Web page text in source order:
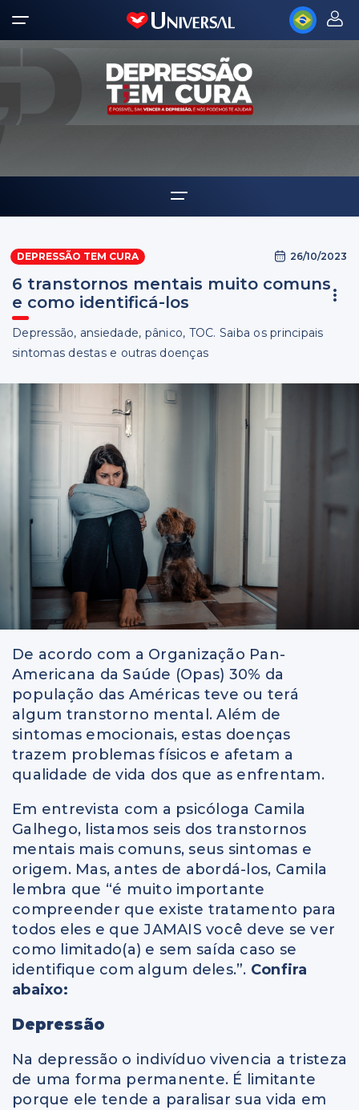
Notícias
DEPRESSÃO TEM CURA 26/10/2023
6 transtornos mentais muito comuns
e como identificá-los
Depressão, ansiedade, pânico, TOC. Saiba os principais
sintomas destas e outras doenças
De acordo com a Organização Pan-
Americana da Saúde (Opas) 30% da
população das Américas teve ou terá
algum transtorno mental. Além de
sintomas emocionais, estas doenças
trazem problemas físicos e afetam a
qualidade de vida dos que as enfrentam.
Em entrevista com a psicóloga Camila
Galhego, listamos seis dos transtornos
mentais mais comuns, seus sintomas e
origem. Mas, antes de abordá-los, Camila
lembra que “é muito importante
compreender que existe tratamento para
todos eles e que JAMAIS você deve se ver
como limitado(a) e sem saída caso se
identifique com algum deles.”. Confira
abaixo:
Depressão
Na depressão o indivíduo vivencia a tristeza
de uma forma permanente. É limitante
porque ele tende a paralisar sua vida em